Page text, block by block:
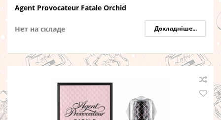
Agent Provocateur Fatale Orchid
Нет на складе Докладніше...